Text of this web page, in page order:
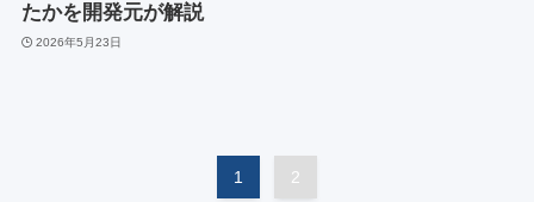
たかを開発元が解説
2026年5月23日
1 2